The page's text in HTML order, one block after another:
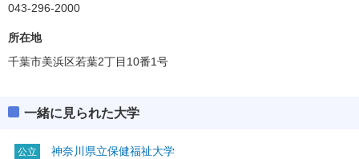
043-296-2000
所在地
千葉市美浜区若葉2丁目10番1号
一緒に見られた大学
公立 神奈川県立保健福祉大学